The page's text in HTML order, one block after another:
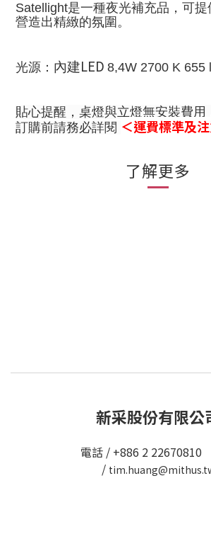
Satellight是一種夜光補充品，可
營造出精緻的氛圍。
光源： 內建LED 8,4W 2700 K 655
貼心提醒，桌燈與立燈無安裝費用
訂購前請務必詳閱 ＜運費標準及
了解更多
新采股份有限公
電話 / +886 2
/